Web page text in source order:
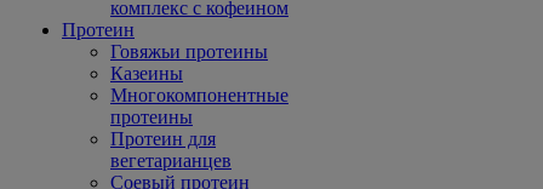
комплекс с кофеином
Протеин
Говяжьи протеины
Казеины
Многокомпонентные
протеины
Протеин для
вегетарианцев
Соевый протеин